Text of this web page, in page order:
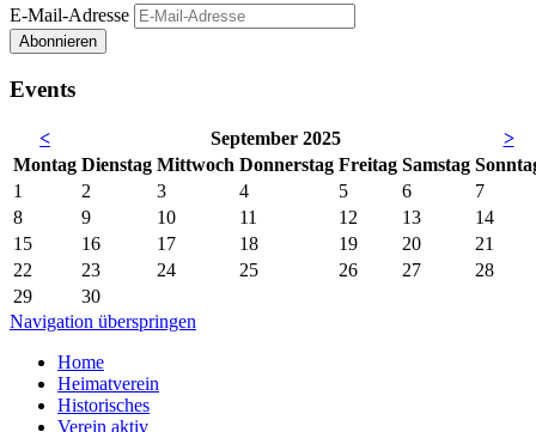
E-Mail-Adresse
Abonnieren
Events
< September 2025
>
Montag Dienstag Mittwoch Donnerstag Freitag Samstag So
1
2 3 4 5 6
7
8
9 10 11 12 13
14
15
16 17 18 19 20
21
22
23 24 25 26 27
28
29
30
Navigation überspringen
Home
Heimatverein
Historisches
Verein aktiv